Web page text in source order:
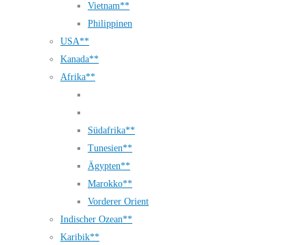
Vietnam**
Philippinen
USA**
Kanada**
Afrika**
Südafrika**
Tunesien**
Ägypten**
Marokko**
Vorderer Orient
Indischer Ozean**
Karibik**